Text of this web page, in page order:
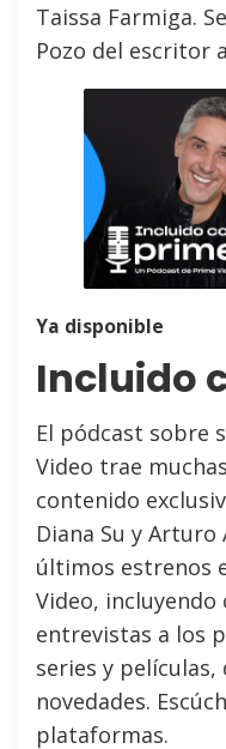
Taissa Farmiga.
Pozo del escritor
Ya disponible
Incluido
El pódcast sobre
Video trae
contenido
Diana Su y
últimos estrenos
Video,
entrevistas a los
series y películas,
novedades.
plataformas.